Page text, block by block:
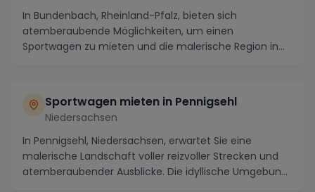
In Bundenbach, Rheinland-Pfalz, bieten sich
atemberaubende Möglichkeiten, um einen
Sportwagen zu mieten und die malerische Region in
Sportwagen mieten in Pennigsehl
Niedersachsen
In Pennigsehl, Niedersachsen, erwartet Sie eine
malerische Landschaft voller reizvoller Strecken und
atemberaubender Ausblicke. Die idyllische Umgebun...